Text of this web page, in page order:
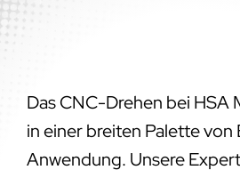
Das CNC-Drehen bei HSA
in einer breiten Palette von
Anwendung. Unsere